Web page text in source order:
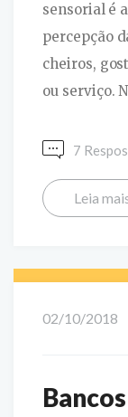
sensorial é
percepção
cheiros,
ou serviço.
7
Leia
02/10/2018